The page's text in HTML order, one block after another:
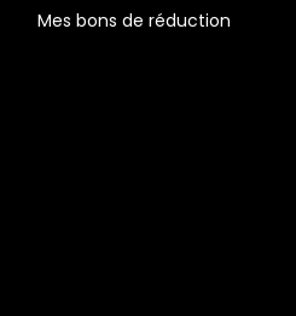
Mes bons de réduction